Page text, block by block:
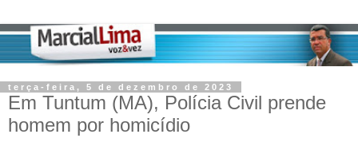
terça-feira, 5 de dezembro de 2023
Em Tuntum (MA), Polícia Civil prende
homem por homicídio